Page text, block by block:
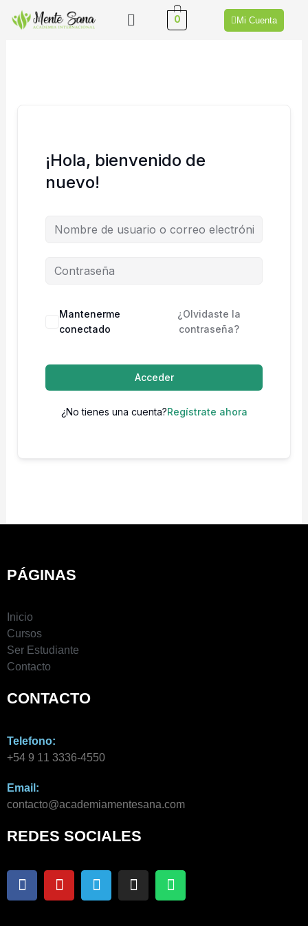
Menú 0 Mi Cuenta
¡Hola, bienvenido de
nuevo!
Mantenerme
conectado
¿Olvidaste la
contraseña?
Acceder
¿No tienes una cuenta?Regístrate ahora
PÁGINAS
Inicio
Cursos
Ser Estudiante
Contacto
CONTACTO
Telefono:
+54 9 11 3336-4550​
Email:
contacto@academiamentesana.com​
REDES SOCIALES
F
a
Y
o
T
e
I
n
W
h